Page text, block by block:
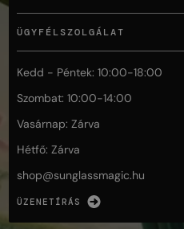
ÜGYFÉLSZOLGÁLAT
Kedd - Péntek: 10:00-18:00
Szombat: 10:00-14:00
Vasárnap: Zárva
Hétfő: Zárva
shop@sunglassmagic.hu
ÜZENETÍRÁS